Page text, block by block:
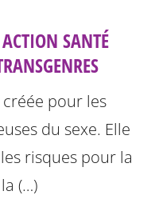
SANTÉ
pour les
du sexe. Elle
risques pour la
(…)